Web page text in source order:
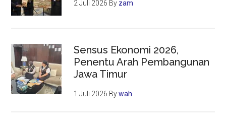
2 Juli 2026 By zam
Sensus Ekonomi 2026,
Penentu Arah Pembangunan
Jawa Timur
1 Juli 2026 Bywah